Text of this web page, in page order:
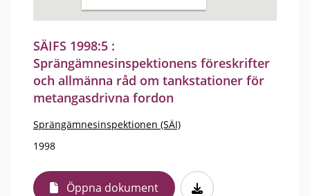
SÄIFS 1998:5 :
Sprängämnesinspektionens föreskrifter
och allmänna råd om tankstationer för
metangasdrivna fordon
Sprängämnesinspektionen (SÄI)
1998
Öppna dokument